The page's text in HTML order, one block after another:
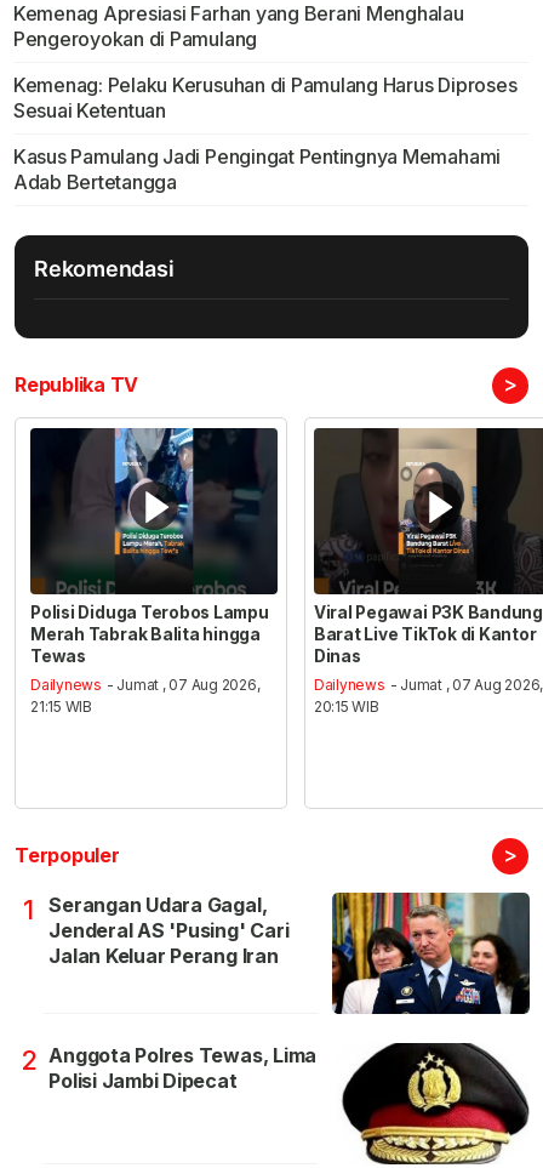
Kemenag Apresiasi Farhan yang Berani Menghalau
Pengeroyokan di Pamulang
Kemenag: Pelaku Kerusuhan di Pamulang Harus Diproses
Sesuai Ketentuan
Kasus Pamulang Jadi Pengingat Pentingnya Memahami
Adab Bertetangga
Rekomendasi
Republika TV >
Polisi Diduga Terobos Lampu
Merah Tabrak Balita hingga
Tewas
Dailynews - Jumat , 07 Aug 2026,
21:15 WIB
Viral Pegawai P3K Bandung
Barat Live TikTok di Kantor
Dinas
Dailynews - Jumat , 07 Aug 2026,
20:15 WIB
Terpopuler >
1
Serangan Udara Gagal,
Jenderal AS 'Pusing' Cari
Jalan Keluar Perang Iran
2 Anggota Polres Tewas, Lima
Polisi Jambi Dipecat